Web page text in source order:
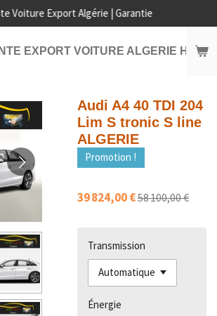
EXPORT VOITURE ALGERIE HORS
Voiture Export Algérie | Garantie
Audi A4 40 TDI 204
Lim S tronic S line
ALGERIE
Promotion !
39 824,00 €58 100,00 €
Transmission
Énergie